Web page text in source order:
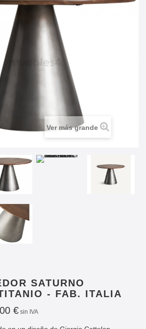
Ver más grande
SATURNO
- FAB. ITALIA
€ sin IVA